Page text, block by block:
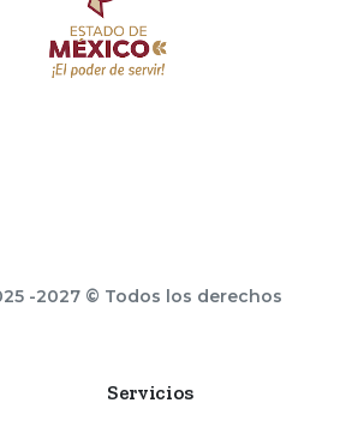
-2027 © Todos los derechos
Servicios